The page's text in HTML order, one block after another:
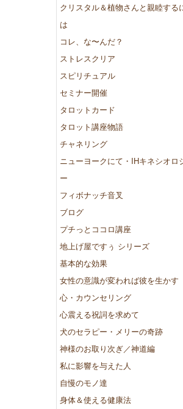
クリスタル＆植物さんと親睦する
は
コレ、な〜んだ？
ストレスクリア
スピリチュアル
セミナー開催
タロットカード
タロット講座物語
チャネリング
ニューヨークにて・IHキネシオロ
ー
フィボナッチ音叉
ブログ
プチっとココロ講座
地上げ屋ですぅ シリーズ
基本的な効果
女性の意識が変われば彼を生かす
心・カウンセリング
心震える祝詞を求めて
犬のセラピー・メリーの奇跡
神様のお取り次ぎ／神道編
私に影響を与えた人
自慢のモノ達
身体＆使える健康法